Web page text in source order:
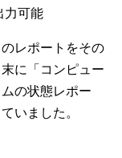
力可能
レポートをその
に「コンピュー
の状態レポー
いました。